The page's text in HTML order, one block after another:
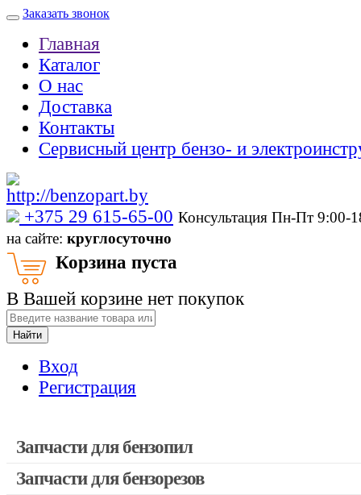
Заказать звонок
Главная
Каталог
О нас
Доставка
Контакты
Сервисный центр бензо- и
‎+375 29 615-65-00 Консультация Пн-Пт 9:00-
на сайте: круглосуточно
Корзина пуста
В Вашей корзине нет покупок
Найти
Вход
Регистрация
Запчасти для бензопил
Запчасти для бензопил Stihl
Запчасти для бензорезов